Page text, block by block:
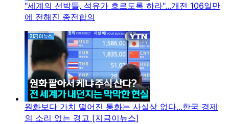
"세계의 선박들, 석유가 흐르도록 하라"...개전 106일만
에 전해진 종전합의
원화보다 가치 떨어진 통화는 사실상 없다...한국 경제
의 소리 없는 경고 [지금이뉴스]